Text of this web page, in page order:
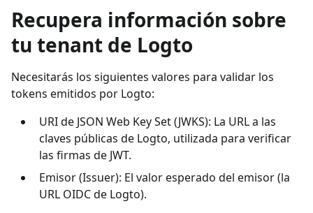
Recupera información sobre
tu tenant de Logto
Necesitarás los siguientes valores para validar los
tokens emitidos por Logto:
URI de JSON Web Key Set (JWKS): La URL a las
claves públicas de Logto, utilizada para verificar
las firmas de JWT.
Emisor (Issuer): El valor esperado del emisor (la
URL OIDC de Logto).